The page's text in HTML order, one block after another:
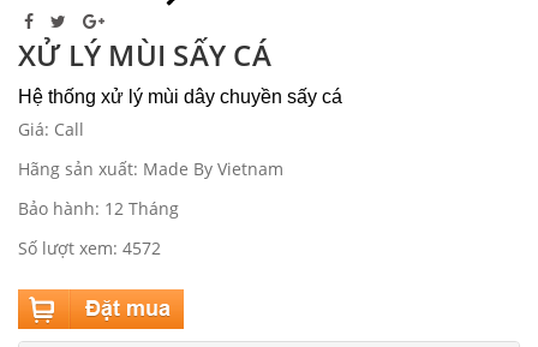
XỬ LÝ MÙI SẤY CÁ
Hệ thống xử lý mùi dây chuyền sấy cá
Giá: Call
Hãng sản xuất: Made By Vietnam
Bảo hành: 12 Tháng
Số lượt xem: 4572